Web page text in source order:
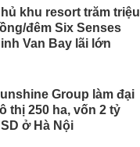
khu resort trăm triệu
đêm Six Senses
Van Bay lãi lớn
Group làm đại
thị 250 ha, vốn 2 tỷ
ở Hà Nội